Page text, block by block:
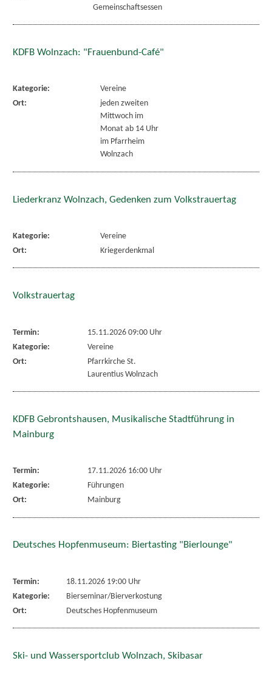
Gemeinschaftsessen
KDFB Wolnzach: "Frauenbund-Café"
Kategorie:
Vereine
Ort:
jeden zweiten
Mittwoch im
Monat ab 14 Uhr
im Pfarrheim
Wolnzach
Liederkranz Wolnzach, Gedenken zum Volkstrauertag
Kategorie:
Vereine
Ort:
Kriegerdenkmal
Volkstrauertag
Termin:
15.11.2026 09:00 Uhr
Kategorie:
Vereine
Ort:
Pfarrkirche St.
Laurentius Wolnzach
KDFB Gebrontshausen, Musikalische Stadtführung in
Mainburg
Termin:
17.11.2026 16:00 Uhr
Kategorie:
Führungen
Ort:
Mainburg
Deutsches Hopfenmuseum: Biertasting "Bierlounge"
Termin:
18.11.2026 19:00 Uhr
Kategorie:
Bierseminar/Bierverkostung
Ort:
Deutsches Hopfenmuseum
Ski- und Wassersportclub Wolnzach, Skibasar